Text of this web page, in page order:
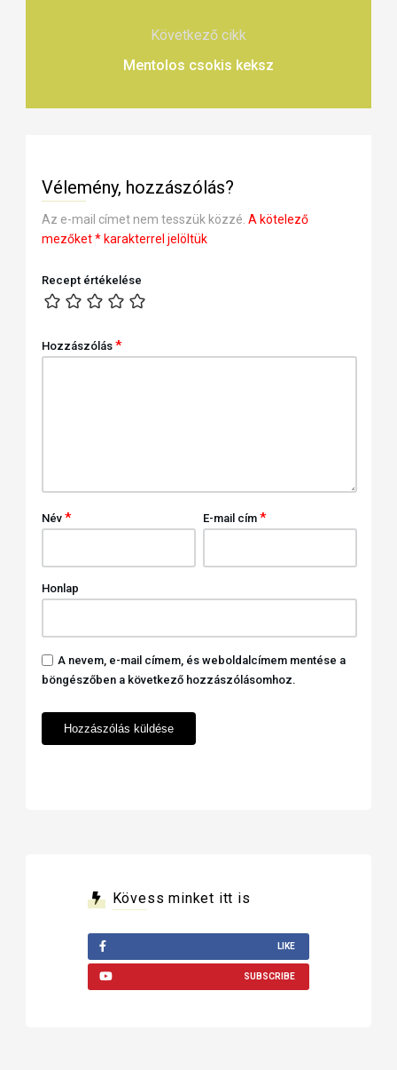
Következő cikk
Mentolos csokis keksz
Vélemény, hozzászólás?
Az e-mail címet nem tesszük közzé. A kötelező
mezőket*karakterrel jelöltük
Recept értékelése
Hozzászólás *
Név * E-mail cím*
Honlap
A nevem, e-mail címem, és weboldalcímem mentése a
böngészőben a következő hozzászólásomhoz.
Kövess minket itt is
LIKE
SUBSCRIBE